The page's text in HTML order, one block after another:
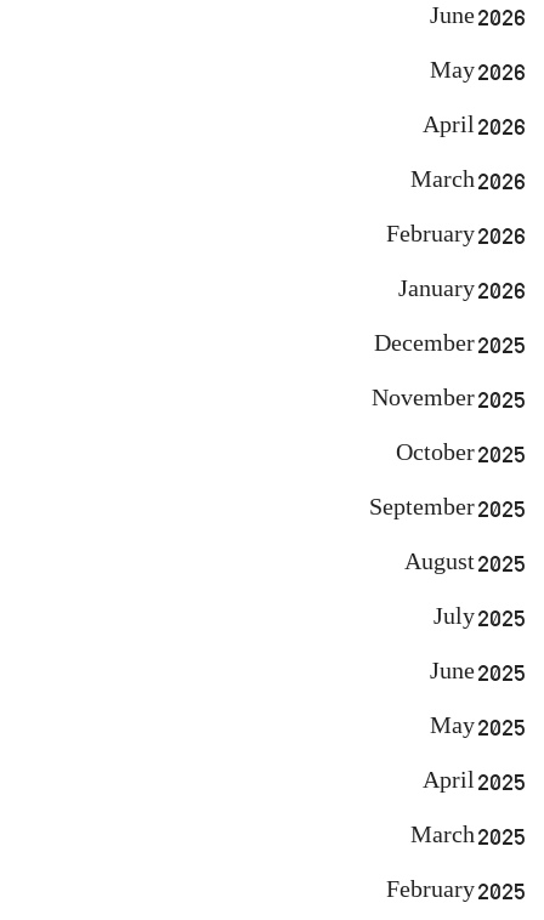
June 2026
May 2026
April 2026
March 2026
February 2026
January 2026
December 2025
November 2025
October 2025
September 2025
August 2025
July 2025
June 2025
May 2025
April 2025
March 2025
February 2025